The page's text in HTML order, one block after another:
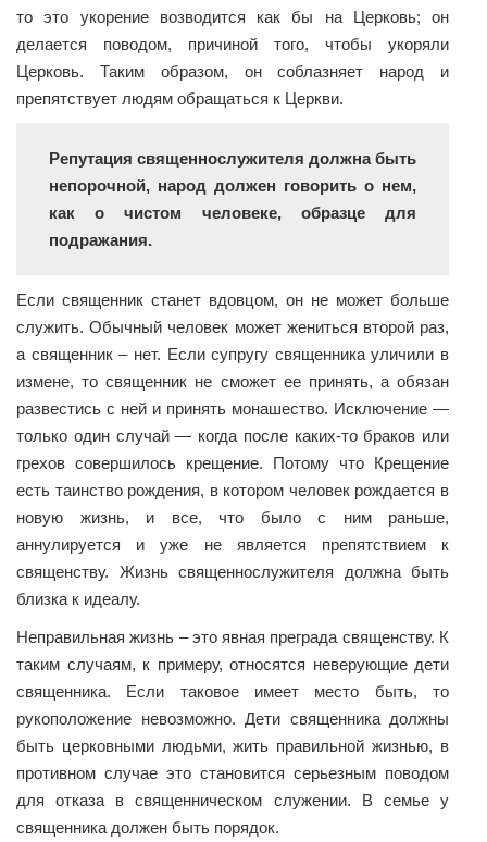
то это укорение возводится как бы на Церковь; он
делается поводом, причиной того, чтобы укоряли
Церковь. Таким образом, он соблазняет народ и
препятствует людям обращаться к Церкви.
Репутация священнослужителя должна быть
непорочной, народ должен говорить о нем,
как о чистом человеке, образце для
подражания.
Если священник станет вдовцом, он не может больше
служить. Обычный человек может жениться второй раз,
а священник – нет. Если супругу священника уличили в
измене, то священник не сможет ее принять, а обязан
развестись с ней и принять монашество. Исключение —
только один случай — когда после каких-то браков или
грехов совершилось крещение. Потому что Крещение
есть таинство рождения, в котором человек рождается в
новую жизнь, и все, что было с ним раньше,
аннулируется и уже не является препятствием к
священству. Жизнь священнослужителя должна быть
близка к идеалу.
Неправильная жизнь – это явная преграда священству. К
таким случаям, к примеру, относятся неверующие дети
священника. Если таковое имеет место быть, то
рукоположение невозможно. Дети священника должны
быть церковными людьми, жить правильной жизнью, в
противном случае это становится серьезным поводом
для отказа в священническом служении. В семье у
священника должен быть порядок.